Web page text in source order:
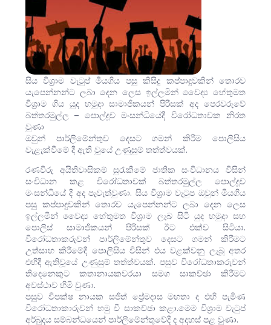
සිය විශ්‍රාම වැටුප් මියගිය පසු කිසිදු කප්පාදුවකින් තොරව
යැපෙන්නන්ට ලබා දෙන ලෙස ඉල්ලමින් වෛද්‍ය හේතුමත
විශ්‍රාම ගිය යුද හමුදා සාමාජිකයන් පිරිසක් අද පෙරවරුවේ
බත්තරමුල්ල – පොල්දූව මංසන්ධියේදී විරෝධතාවක නිරත
වුණා
ඔවුන් පාර්ලිමේන්තුව දෙසට ගමන් කිරීම පොලිසිය
වැළැක්වීමේ දී ඇති වූයේ උණුසුම් තත්ත්වයක්.
රණවිරු අයිතිවාසිකම් සුරැකීමේ ජාතික සංවිධානය විසින්
සංවිධාන කළ විරෝධතාවක් බත්තරමුල්ල පොල්දූව
මංසන්ධියේ දී අද පැවැත්වුණා. සිය විශ්‍රාම වැටුප ඔවුන් මියගිය
පසු කප්පාදුවකින් තොරව යැපෙන්නන්ට ලබා දෙන ලෙස
ඉල්ලමින් වෛද්‍ය හේතුමත විශ්‍රාම ලැබ සිටි යුද හමුදා සහ
පොලිස් සාමාජිකයන් පිරිසක් ඊට එක්ව සිටියා.
විරෝධතාකරුවන් පාර්ලිමේන්තුව දෙසට ගමන් කිරීමට
උත්සාහ කිරීමේදී පොලිසිය විසින් එය වළක්වනු ලැබූ අතර
එහිදී ඇතිවූයේ උණුසුම් තත්ත්වයක්. පසුව විරෝධතාකරුවන්
තිදෙනෙකුට කතානායකවරයා සමග සාකච්ඡා කිරීමට
අවස්ථාව හිමි වුණා.
පසුව විපක්ෂ නායක සජිත් ප්‍රේමදාස මහතා ද එහි පැමිණ
විරෝධතාකාරුවන් හමු වී සාකච්ඡා කළා.මෙම විශ්‍රාම වැටුප්
අර්බුදය සම්බන්ධයෙන් පාර්ලිමේන්තුවේදී ද අදහස් පළ වුණා.